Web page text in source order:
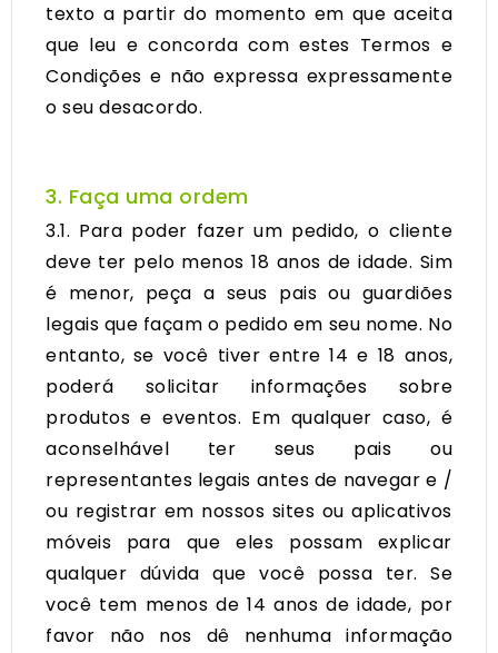
texto a partir do momento em que aceita
que leu e concorda com estes Termos e
Condições e não expressa expressamente
o seu desacordo.
3. Faça uma ordem
3.1. Para poder fazer um pedido, o cliente
deve ter pelo menos 18 anos de idade. Sim
é menor, peça a seus pais ou guardiões
legais que façam o pedido em seu nome. No
entanto, se você tiver entre 14 e 18 anos,
poderá solicitar informações sobre
produtos e eventos. Em qualquer caso, é
aconselhável ter seus pais ou
representantes legais antes de navegar e /
ou registrar em nossos sites ou aplicativos
móveis para que eles possam explicar
qualquer dúvida que você possa ter. Se
você tem menos de 14 anos de idade, por
favor não nos dê nenhuma informação